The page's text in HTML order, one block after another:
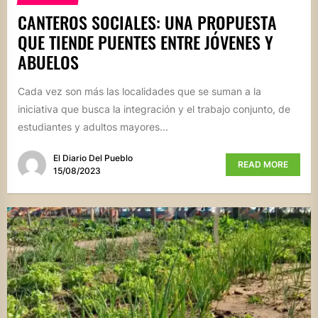
CANTEROS SOCIALES: UNA PROPUESTA
QUE TIENDE PUENTES ENTRE JÓVENES Y
ABUELOS
Cada vez son más las localidades que se suman a la
iniciativa que busca la integración y el trabajo conjunto, de
estudiantes y adultos mayores...
El Diario Del Pueblo
15/08/2023
READ MORE